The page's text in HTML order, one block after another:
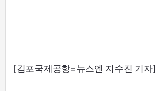
[김포국제공항=뉴스엔 지수진 기자]